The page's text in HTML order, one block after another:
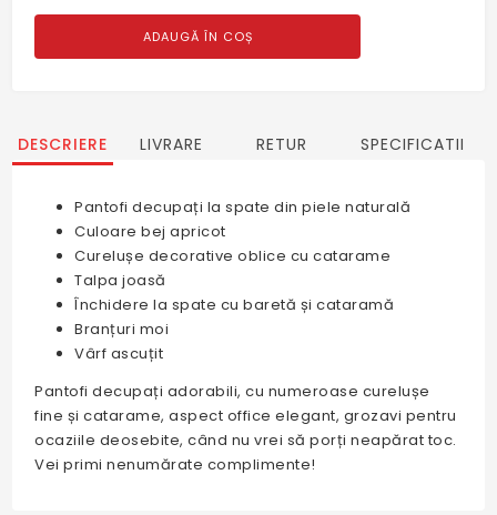
ADAUGĂ ÎN COȘ
DESCRIERE LIVRARE RETUR SPECIFICATII
Pantofi decupați la spate din piele naturală
Culoare bej apricot
Curelușe decorative oblice cu catarame
Talpa joasă
Închidere la spate cu baretă și cataramă
Branțuri moi
Vârf ascuțit
Pantofi decupați adorabili, cu numeroase curelușe
fine și catarame, aspect office elegant, grozavi pentru
ocaziile deosebite, când nu vrei să porți neapărat toc.
Vei primi nenumărate complimente!